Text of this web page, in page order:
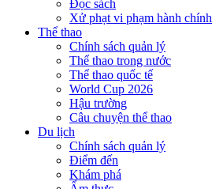
Đọc sách
Xử phạt vi phạm hành chính
Thể thao
Chính sách quản lý
Thể thao trong nước
Thể thao quốc tế
World Cup 2026
Hậu trường
Câu chuyện thể thao
Du lịch
Chính sách quản lý
Điểm đến
Khám phá